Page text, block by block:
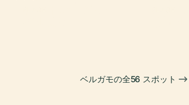
ベルガモの全56 スポット